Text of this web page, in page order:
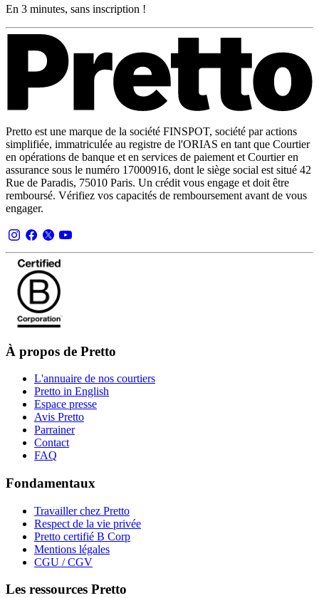
En 3 minutes, sans inscription !
Pretto est une marque de la société FINSPOT, société par actions
simplifiée, immatriculée au registre de l'ORIAS en tant que Courtier
en opérations de banque et en services de paiement et Courtier en
assurance sous le numéro 17000916, dont le siège social est situé 42
Rue de Paradis, 75010 Paris. Un crédit vous engage et doit être
remboursé. Vérifiez vos capacités de remboursement avant de vous
engager.
À propos de Pretto
L'annuaire de nos courtiers
Pretto in English
Espace presse
Avis Pretto
Parrainer
Contact
FAQ
Fondamentaux
Travailler chez Pretto
Respect de la vie privée
Pretto certifié B Corp
Mentions légales
CGU / CGV
Les ressources Pretto